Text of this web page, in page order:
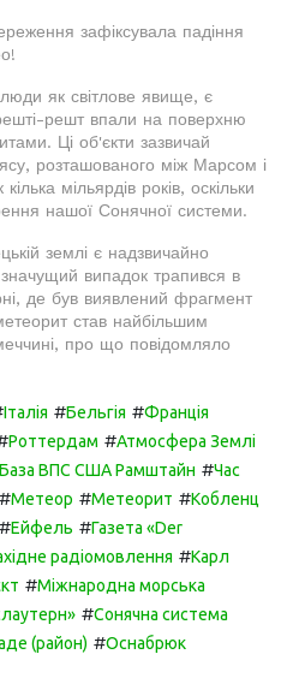
зафіксувала падіння
як світлове явище, є
решт впали на поверхню
Ці об'єкти зазвичай
розташованого між Марсом і
мільярдів років, оскільки
нашої Сонячної системи.
землі є надзвичайно
випадок трапився в
де був виявлений фрагмент
став найбільшим
про що повідомляло
Італія #Бельгія #Франція
Роттердам #Атмосфера Землі
База ВПС США Рамштайн #Час
#Метеор #Метеорит #Кобленц
#Ейфель #Газета «Der
радіомовлення #Карл
#Міжнародна морська
#Сонячна система
(район) #Оснабрюк